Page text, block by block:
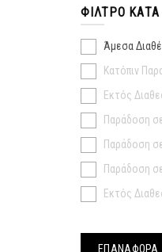
ΦΊΛΤΡΟ ΚΑΤΆ
Άμεσα
Κατόπιν
Εκτός
Παράδοση
Παράδοση
Παράδοση
Εκτός